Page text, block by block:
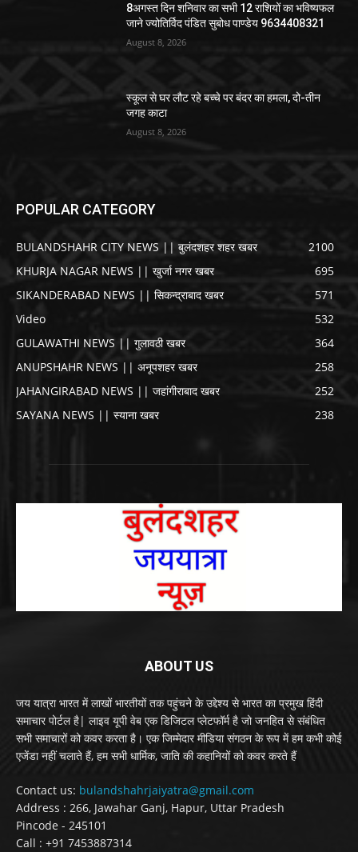
8अगस्त दिन शनिवार का सभी 12 राशियों का भविष्यफल
जाने ज्योतिर्विद पंडित सुबोध पाण्डेय 9634408321
August 8, 2026
स्कूल से घर लौट रहे बच्चे पर बंदर का हमला, दो-तीन
जगह काटा
August 8, 2026
POPULAR CATEGORY
BULANDSHAHR CITY NEWS || बुलंदशहर शहर खबर
2100
KHURJA NAGAR NEWS || खुर्जा नगर खबर
695
SIKANDERABAD NEWS || सिकन्द्राबाद खबर
571
Video
532
GULAWATHI NEWS || गुलावठी खबर
364
ANUPSHAHR NEWS || अनूपशहर खबर
258
JAHANGIRABAD NEWS || जहांगीराबाद खबर
252
SAYANA NEWS || स्याना खबर
238
ABOUT US
जय यात्रा भारत में लाखों भारतीयों तक पहुंचने के उद्देश्य से भारत का प्रमुख हिंदी
समाचार पोर्टल है| लाइव यूपी वेब एक डिजिटल प्लेटफॉर्म है जो जनहित से संबंधित
सभी समाचारों को कवर करता है। एक जिम्मेदार मीडिया संगठन के रूप में हम कभी कोई
एजेंडा नहीं चलाते हैं, हम सभी धार्मिक, जाति की कहानियों को कवर करते हैं
Contact us: bulandshahrjaiyatra@gmail.com
Address : 266, Jawahar Ganj, Hapur, Uttar Pradesh
Pincode - 245101
Call : +91 7453887314